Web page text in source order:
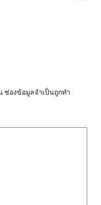
ช่องข้อมูลจำเป็นถูกทำ